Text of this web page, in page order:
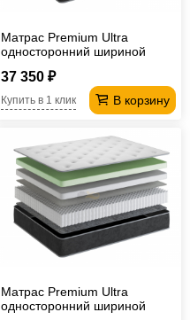
Матрас Premium Ultra
односторонний шириной
37 350 ₽
В корзину
Купить в 1 клик
Матрас Premium Ultra
односторонний шириной